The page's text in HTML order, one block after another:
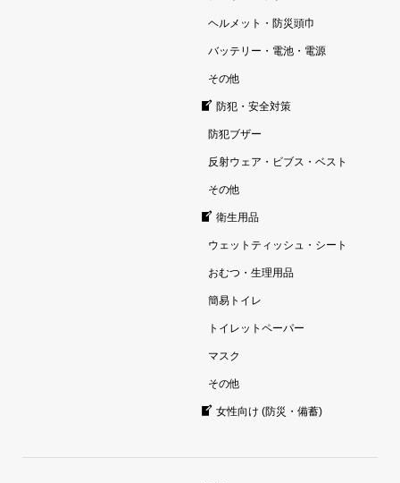
ヘルメット・防災頭巾
バッテリー・電池・電源
その他
防犯・安全対策
防犯ブザー
反射ウェア・ビブス・ベスト
その他
衛生用品
ウェットティッシュ・シート
おむつ・生理用品
簡易トイレ
トイレットペーパー
マスク
その他
女性向け (防災・備蓄)